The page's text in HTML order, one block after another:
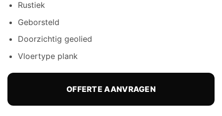
was:
€ 96,74.
Rustiek
Geborsteld
Doorzichtig geolied
Vloertype plank
OFFERTE AANVRAGEN